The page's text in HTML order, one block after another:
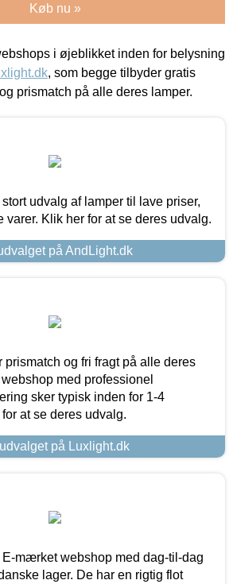
Køb nu »
i øjeblikket inden for belysning
, som begge tilbyder gratis
prismatch på alle deres lamper.
udvalg af lamper til lave priser,
varer. Klik her for at se deres udvalg.
på AndLight.dk
prismatch og fri fragt på alle deres
med professionel
sker typisk inden for 1-4
at se deres udvalg.
på Luxlight.dk
E-mærket webshop med dag-til-dag
lager. De har en rigtig flot